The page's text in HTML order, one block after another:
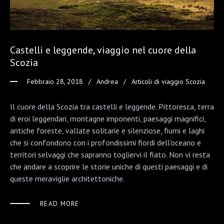
Castelli e leggende, viaggio nel cuore della
Scozia
Febbraio 28, 2018 Andrea Articoli di viaggio Scozia
Il cuore della Scozia tra castelli e leggende. Pittoresca, terra
di eroi leggendari, montagne imponenti, paesaggi magnifici,
antiche foreste, vallate solitarie e silenziose, fiumi e laghi
che si confondono con i profondissimi fiordi dell'oceano e
territori selvaggi che sapranno togliervi il fiato. Non vi resta
che andare a scoprire le storie uniche di questi paesaggi e di
queste meraviglie architettoniche.
READ MORE